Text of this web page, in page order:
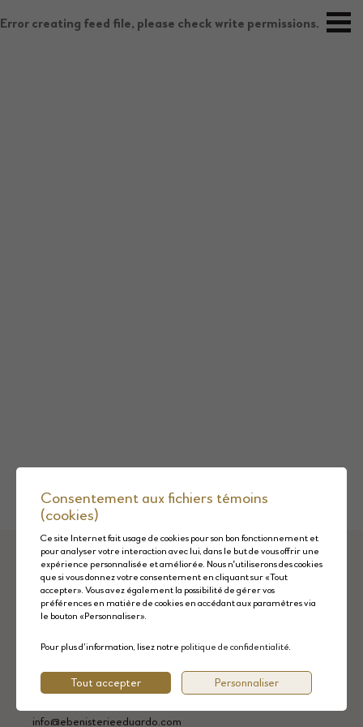
Error creating feed file, please check write permissions.
2885 boul. Trudel Est, St‑Boniface‑de‑Shawinigan, Québec
G0X 2L0
info@ebenisterieeduardo.com
Consentement aux fichiers témoins
(cookies)
Ce site Internet fait usage de cookies pour son bon fonctionnement et
pour analyser votre interaction avec lui, dans le but de vous offrir une
expérience personnalisée et améliorée. Nous n'utiliserons des cookies
que si vous donnez votre consentement en cliquant sur «Tout
accepter». Vous avez également la possibilité de gérer vos
préférences en matière de cookies en accédant aux paramètres via
le bouton «Personnaliser».
Pour plus d’information, lisez notre politique de confidentialité.
Tout accepter Personnaliser